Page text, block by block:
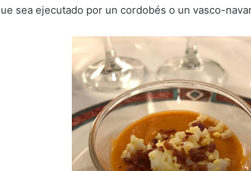
sea ejecutado por un cordobés o un vasco-